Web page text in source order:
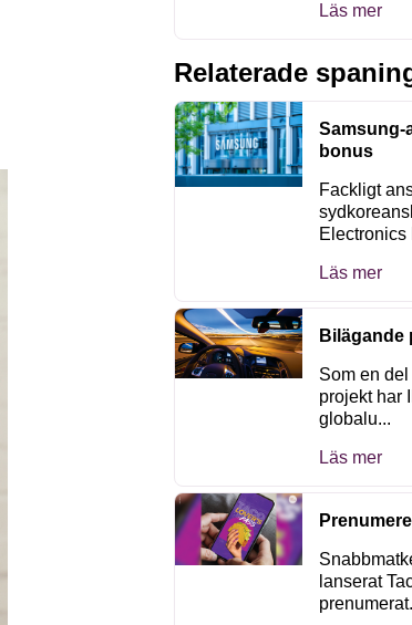
Läs mer
Relaterade
Samsung-
bonus
Fackligt
Electronics
Läs mer
Bilägande
Som en del
projekt har
globalu...
Läs mer
lanserat